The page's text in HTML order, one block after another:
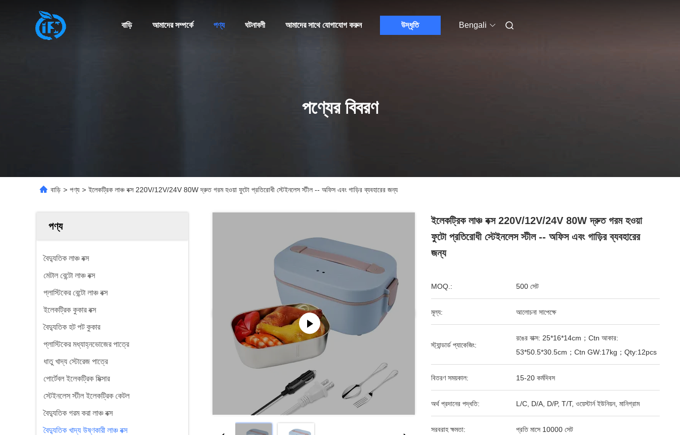
বাড়ি আমাদের সম্পর্কে পণ্য ঘটনাবলী আমাদের সাথে যোগাযোগ করুন উদ্ধৃতি Bengali
পণ্যের বিবরণ
বাড়ি > পণ্য > ইলেকট্রিক লাঞ্চ বক্স 220V/12V/24V 80W দ্রুত গরম হওয়া ফুটো প্রতিরোধী স্টেইনলেস স্টীল -- অফিস এবং গাড়ির ব্যবহারের জন্য
পণ্য
বৈদ্যুতিক লাঞ্চ বক্স
মেটাল বেন্টো লাঞ্চ বক্স
প্লাস্টিকের বেন্টো লাঞ্চ বক্স
ইলেকট্রিক কুকার বক্স
বৈদ্যুতিক হট পট কুকার
প্লাস্টিকের মধ্যাহ্নভোজের পাত্রে
ধাতু খাদ্য স্টোরেজ পাত্রে
পোর্টেবল ইলেকট্রিক মিক্সার
স্টেইনলেস স্টীল ইলেকট্রিক কেটল
বৈদ্যুতিক গরম করা লাঞ্চ বক্স
বৈদ্যুতিক খাদ্য উষ্ণকারী লাঞ্চ বক্স
ইলেকট্রিক লাঞ্চ বক্স 220V/12V/24V 80W দ্রুত গরম হওয়া
ফুটো প্রতিরোধী স্টেইনলেস স্টীল -- অফিস এবং গাড়ির ব্যবহারের
জন্য
MOQ.: 500 সেট
মূল্য: আলোচনা সাপেক্ষে
স্ট্যান্ডার্ড প্যাকেজিং:
রঙের বাক্স: 25*16*14cm；Ctn আকার:
53*50.5*30.5cm；Ctn GW:17kg；Qty:12pcs
বিতরণ সময়কাল: 15-20 কর্মদিবস
অর্থ প্রদানের পদ্ধতি: L/C, D/A, D/P, T/T, ওয়েস্টার্ন ইউনিয়ন, মানিগ্রাম
সরবরাহ ক্ষমতা: প্রতি মাসে 10000 সেট